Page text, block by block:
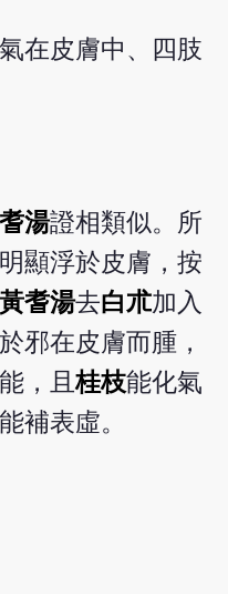
在皮膚中、四肢
湯證相類似。所
顯浮於皮膚，按
耆湯去白朮加入
邪在皮膚而腫，
，且桂枝能化氣
補表虛。